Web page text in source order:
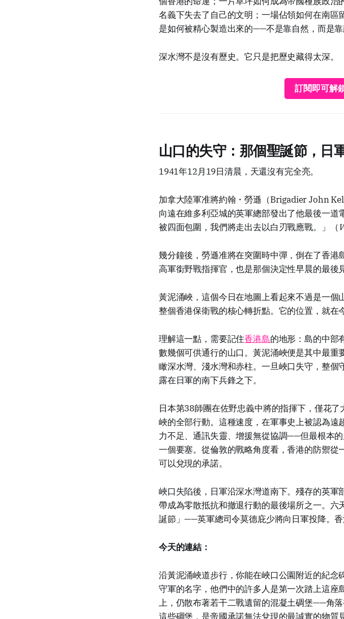
名義下失去了自己的文明；一場佔領如何在南區
是如何被精心製造出來的——不是靠自然，而是靠
深水灣不是沒有歷史。它只是把歷史藏得太深。
訂閱即可解
山口的失守：那個聖誕節，日
1941年12月19日清晨，天還沒有完全亮。
加拿大陸軍准將約翰・勞遜（Brigadier John
向遠在維多利亞城的英軍總部發出了他最後一
被四面包圍，我們將走出去以白刃戰應戰。」（
幾分鐘後，勞遜准將在突圍時中彈，倒在了香
高軍銜野戰指揮官，也是那個決定性早晨的最後
黃泥涌峽，這個今日在地圖上看起來不過是一
整個香港保衛戰的核心轉折點。它的位置，就在
理解這一點，需要記住香港島的地形：島的中部
數幾個可供通行的山口。黃泥涌峽便是其中最
瞰深水灣、淺水灣和赤柱。一旦峽口失守，整
露在日軍的南下兵鋒之下。
日本第38師團在佐野忠義中將的指揮下，僅花
峽的全部行動。這種速度，在軍事史上被認為
力不足、通訊失靈、增援無從協調——但最根本
一個要塞。從倫敦的戰略角度看，香港的防禦
可以兌現的承諾。
峽口失陷後，日軍沿深水灣道南下。殘存的英
帶成為零散抵抗和撤退行動的最後場所之一。
誕節」——英軍總司令莫德庇少將向日軍投降。香
今天的連結：
沿黃泥涌峽道步行，你能在峽口公園附近的紀
守軍的名字，他們中的許多人是第一次踏上這
上，仍散布著若干二戰遺留的混凝土碉堡——角
這些碉堡，是帝國承諾無法兌現的最誠實的物